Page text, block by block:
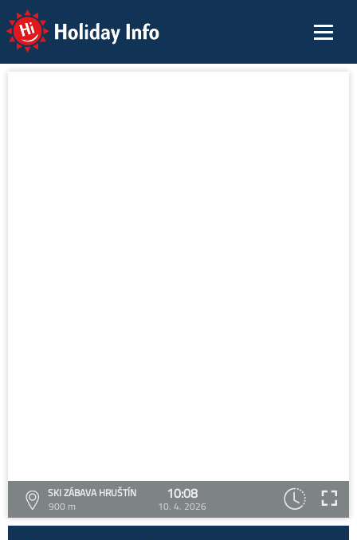
Holiday Info
SKI ZÁBAVA HRUŠTÍN
900 m
10:08
10. 4. 2026